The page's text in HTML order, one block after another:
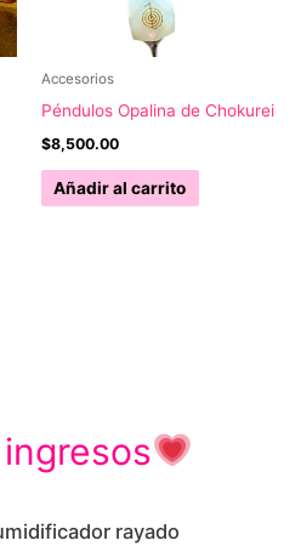
Accesorios
Péndulos Opalina de Chokurei
$8,500.00
Añadir al carrito
rayado